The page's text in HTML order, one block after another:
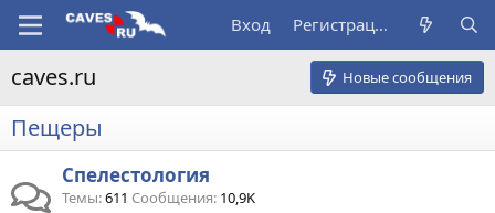
Вход Регистрация
caves.ru Новые сообщения
Пещеры
Спелестология
Темы 611 Сообщения 10,9K